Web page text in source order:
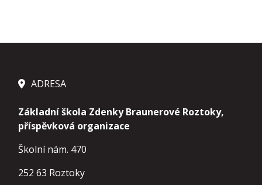
ADRESA
Základní škola Zdenky Braunerové Roztoky,
příspěvková organizace
Školní nám. 470
252 63 Roztoky